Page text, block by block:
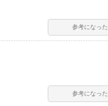
参考になった
参考になった